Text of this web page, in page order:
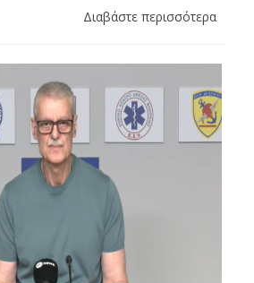
Διαβάστε περισσότερα